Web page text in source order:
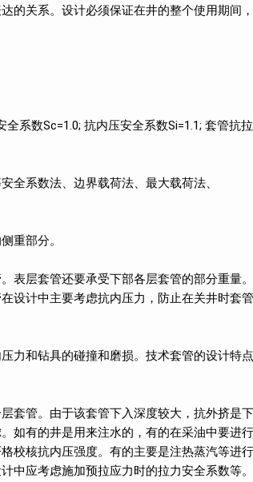
的关系。设计必须保证在井的整个使用期间，
系数Sc=1.0; 抗内压安全系数Si=1.1; 套管抗拉
全系数法、边界载荷法、最大载荷法、
重部分。
表层套管还要承受下部各层套管的部分重量。
设计中主要考虑抗内压力，防止在关井时套管
力和钻具的碰撞和磨损。技术套管的设计特点
套管。由于该套管下入深度较大，抗外挤是下
如有的井是用来注水的，有的在采油中要进行
校核抗内压强度。有的主要是注热蒸汽等进行
中应考虑施加预拉应力时的拉力安全系数等。